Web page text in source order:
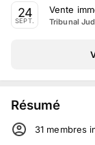
24
SEPT.
Vente
Tribunal
Résumé
31 membres